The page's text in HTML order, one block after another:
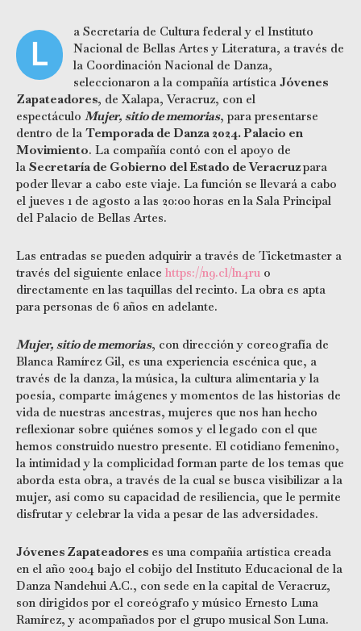
L
a Secretaría de Cultura federal y el Instituto
Nacional de Bellas Artes y Literatura, a través de
la Coordinación Nacional de Danza,
seleccionaron a la compañía artística Jóvenes
Zapateadores, de Xalapa, Veracruz, con el
espectáculo Mujer, sitio de memorias, para presentarse
dentro de la Temporada de Danza 2024. Palacio en
Movimiento. La compañía contó con el apoyo de
la Secretaría de Gobierno del Estado de Veracruzpara
poder llevar a cabo este viaje. La función se llevará a cabo
el jueves 1 de agosto a las 20:00 horas en la Sala Principal
del Palacio de Bellas Artes.
Las entradas se pueden adquirir a través de Ticketmaster a
través del siguiente enlace https://n9.cl/ln4ru o
directamente en las taquillas del recinto. La obra es apta
para personas de 6 años en adelante.
Mujer, sitio de memorias, con dirección y coreografía de
Blanca Ramírez Gil, es una experiencia escénica que, a
través de la danza, la música, la cultura alimentaria y la
poesía, comparte imágenes y momentos de las historias de
vida de nuestras ancestras, mujeres que nos han hecho
reflexionar sobre quiénes somos y el legado con el que
hemos construido nuestro presente. El cotidiano femenino,
la intimidad y la complicidad forman parte de los temas que
aborda esta obra, a través de la cual se busca visibilizar a la
mujer, así como su capacidad de resiliencia, que le permite
disfrutar y celebrar la vida a pesar de las adversidades.
Jóvenes Zapateadores es una compañía artística creada
en el año 2004 bajo el cobijo del Instituto Educacional de la
Danza Nandehui A.C., con sede en la capital de Veracruz,
son dirigidos por el coreógrafo y músico Ernesto Luna
Ramírez, y acompañados por el grupo musical Son Luna.